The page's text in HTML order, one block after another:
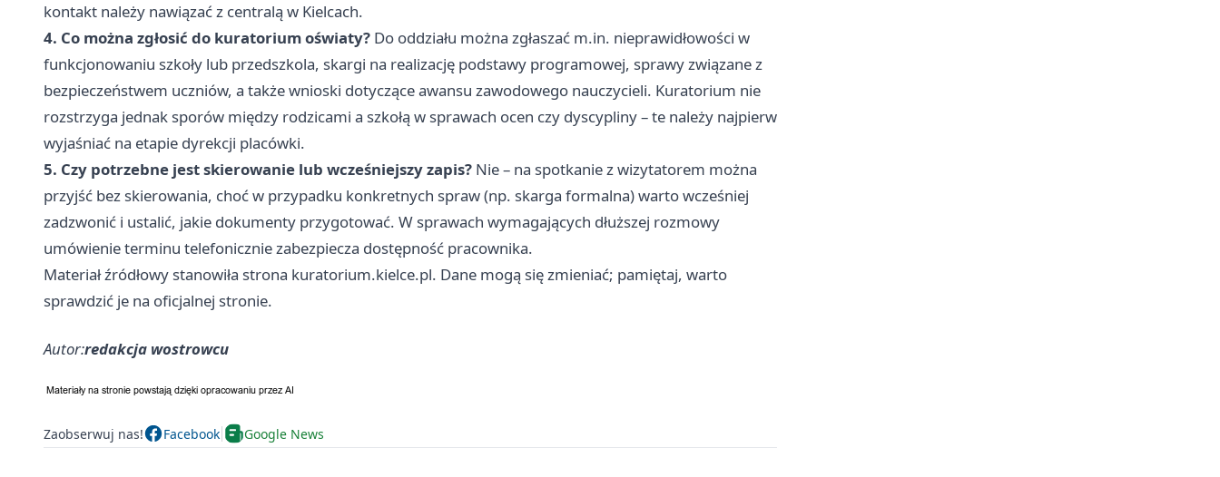
kontakt należy nawiązać z centralą w Kielcach.
4. Co można zgłosić do kuratorium oświaty? Do oddziału można zgłaszać m.in. nieprawidłowości w
funkcjonowaniu szkoły lub przedszkola, skargi na realizację podstawy programowej, sprawy związane z
bezpieczeństwem uczniów, a także wnioski dotyczące awansu zawodowego nauczycieli. Kuratorium nie
rozstrzyga jednak sporów między rodzicami a szkołą w sprawach ocen czy dyscypliny – te należy najpierw
wyjaśniać na etapie dyrekcji placówki.
5. Czy potrzebne jest skierowanie lub wcześniejszy zapis? Nie – na spotkanie z wizytatorem można
przyjść bez skierowania, choć w przypadku konkretnych spraw (np. skarga formalna) warto wcześniej
zadzwonić i ustalić, jakie dokumenty przygotować. W sprawach wymagających dłuższej rozmowy
umówienie terminu telefonicznie zabezpiecza dostępność pracownika.
Materiał źródłowy stanowiła strona kuratorium.kielce.pl. Dane mogą się zmieniać; pamiętaj, warto
sprawdzić je na oficjalnej stronie.
Autor:redakcja wostrowcu
Zaobserwuj nas! Facebook Google News